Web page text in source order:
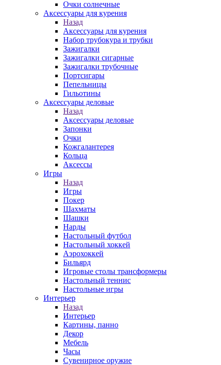
Очки солнечные
Аксессуары для курения
Назад
Аксессуары для курения
Набор трубокура и трубки
Зажигалки
Зажигалки сигарные
Зажигалки трубочные
Портсигары
Пепельницы
Гильотины
Аксессуары деловые
Назад
Аксессуары деловые
Запонки
Очки
Кожгалантерея
Кольца
Аксессы
Игры
Назад
Игры
Покер
Шахматы
Шашки
Нарды
Настольный футбол
Настольный хоккей
Аэрохоккей
Бильярд
Игровые столы трансформеры
Настольный теннис
Настольные игры
Интерьер
Назад
Интерьер
Картины, панно
Декор
Мебель
Часы
Сувенирное оружие